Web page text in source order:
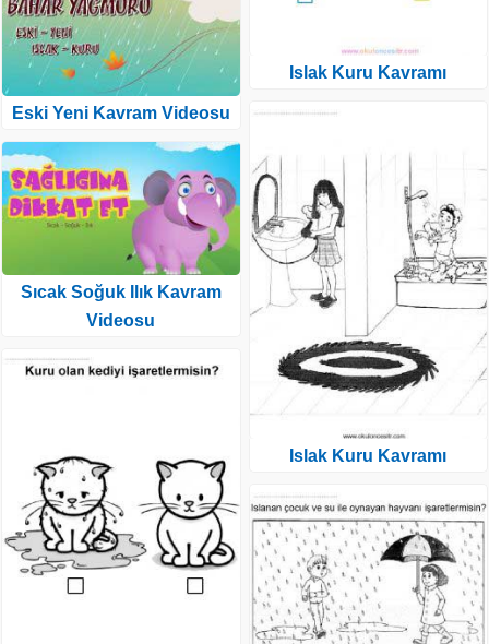
Eski Yeni Kavram Videosu
Sıcak Soğuk Ilık Kavram
Videosu
Islak Kuru Kavramı
Islak Kuru Kavramı